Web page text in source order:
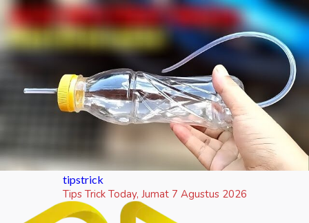
tipstrick
Tips Trick Today, Jumat 7 Agustus 2026